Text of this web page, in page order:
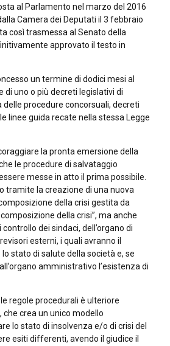
al Parlamento nel marzo del 2016
Camera dei Deputati il 3 febbraio
così trasmessa al Senato della
approvato il testo in
un termine di dodici mesi al
di uno o più decreti legislativi di
procedure concorsuali, decreti
linee guida recate nella stessa Legge
la pronta emersione della
le procedure di salvataggio
messe in atto il prima possibile.
tramite la creazione di una nuova
della crisi gestita da
della crisi”, ma anche
dei sindaci, dell’organo di
esterni, i quali avranno il
stato di salute della società e, se
amministrativo l’esistenza di
regole procedurali è ulteriore
crea un unico modello
lo stato di insolvenza e/o di crisi del
esiti differenti, avendo il giudice il